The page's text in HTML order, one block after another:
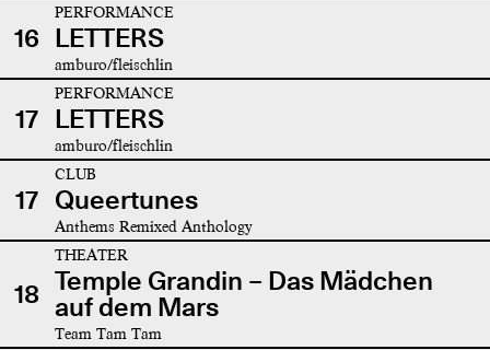
16
PERFORMANCE
LETTERS
amburo/fleischlin
17
PERFORMANCE
LETTERS
amburo/fleischlin
17
CLUB
Queertunes
Anthems Remixed Anthology
18
THEATER
Temple Grandin – Das Mädchen
auf dem Mars
Team Tam Tam